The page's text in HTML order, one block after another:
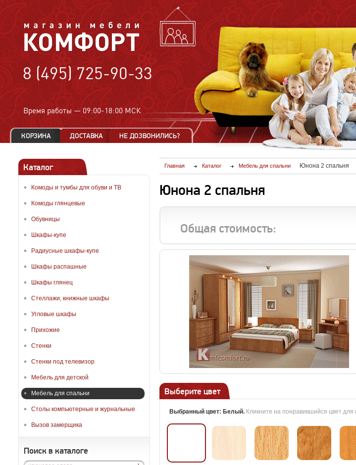
8 (495) 725-90-33
Время работы — 09:00-18:00 МСК
Каталог
Комоды и тумбы для обуви и ТВ
Комоды глянцевые
Обувницы
Шкафы-купе
Радиусные шкафы-купе
Шкафы распашные
Шкафы глянец
Стеллажи, книжные шкафы
Угловые шкафы
Прихожие
Стенки
Стенки под телевизор
Мебель для детской
Мебель для спальни
Столы компьютерные и журнальные
Вызов замерщика
Поиск в каталоге
Главная Каталог Мебель для спальни Юнона 2 спальня
Юнона 2 спальня
Общая стоимость:
Выберите цвет
Выбранный цвет: Белый. Кликните на понравившийся цвет для